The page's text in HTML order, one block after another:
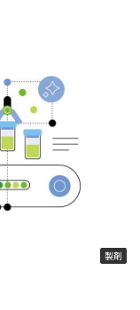
製剤